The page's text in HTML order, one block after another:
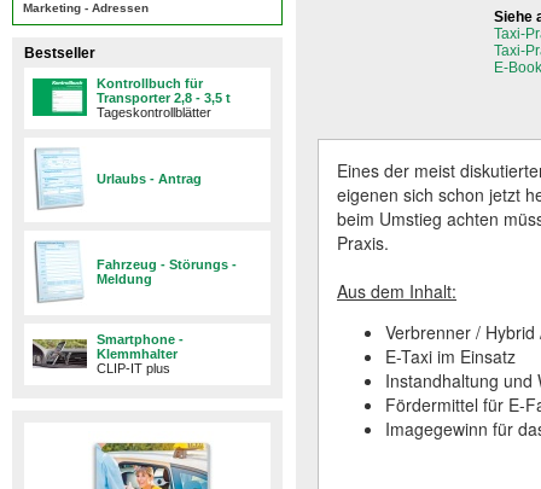
Marketing - Adressen
Bestseller
Kontrollbuch für
Transporter 2,8 - 3,5 t
Tageskontrollblätter
Urlaubs - Antrag
Fahrzeug - Störungs -
Meldung
Smartphone -
Klemmhalter
CLIP-IT plus
Siehe
Taxi-
Taxi-
E-
Eines der meist
eigenen sich schon jetzt
beim Umstieg achten
Praxis.
Aus dem Inhalt:
Verbrenner /
E-Taxi im Einsatz
Instandhaltung und
Fördermittel für E-
Imagegewinn für